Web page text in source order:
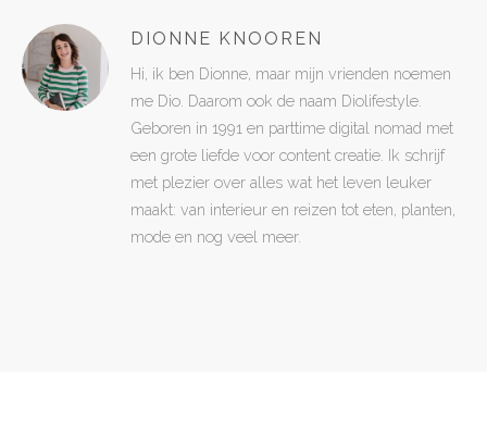
DIONNE KNOOREN
Hi, ik ben Dionne, maar mijn vrienden noemen
me Dio. Daarom ook de naam Diolifestyle.
Geboren in 1991 en parttime digital nomad met
een grote liefde voor content creatie. Ik schrijf
met plezier over alles wat het leven leuker
maakt: van interieur en reizen tot eten, planten,
mode en nog veel meer.